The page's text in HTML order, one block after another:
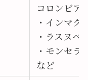
コロンビア
・インマク
・ラスヌベ
・モンセラ
など